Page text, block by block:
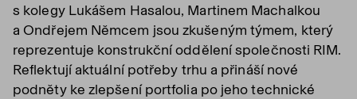
s kolegy Lukášem Hasalou, Martinem Machalkou
a Ondřejem Němcem jsou zkušeným týmem, který
reprezentuje konstrukční oddělení společnosti RIM.
Reflektují aktuální potřeby trhu a přináší nové
podněty ke zlepšení portfolia po jeho technické